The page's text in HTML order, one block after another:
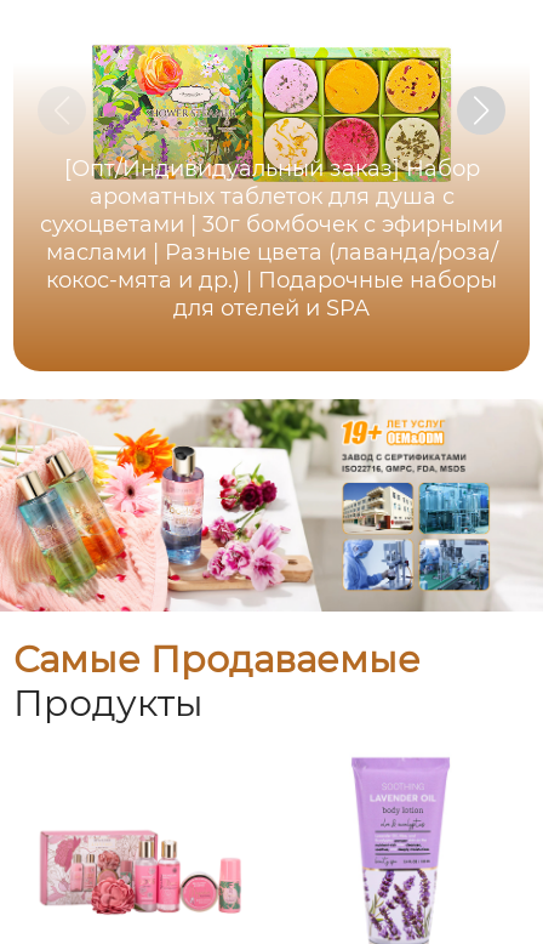
[Опт/Индивидуальный заказ] Набор
ароматных таблеток для душа с
сухоцветами | 30г бомбочек с эфирными
маслами | Разные цвета (лаванда/роза/
кокос-мята и др.) | Подарочные наборы
для отелей и SPA
Самые Продаваемые
Продукты